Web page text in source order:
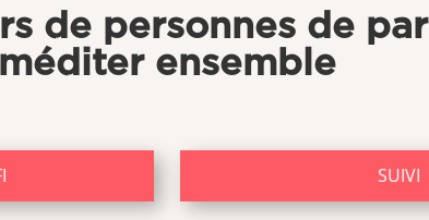
de personnes de
méditer ensemble
SUIVI